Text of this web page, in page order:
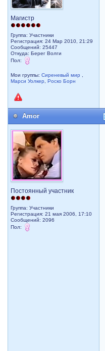
Магистр
Группа: Участники
Регистрация: 24 Мар 2010, 21:29
Сообщений: 25447
Откуда: Берег Волги
Пол:
Мои группы:Сиреневый мир ,
Марси Уолкер,Роско Борн
Amor
Постоянный участник
Группа: Участники
Регистрация: 21 мая 2006, 17:10
Сообщений: 2096
Пол: